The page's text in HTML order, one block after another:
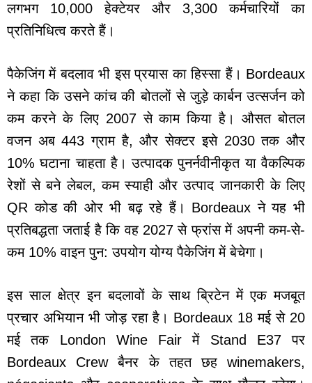
लगभग 10,000 हेक्टेयर और 3,300 कर्मचारियों का
प्रतिनिधित्व करते हैं।
पैकेजिंग में बदलाव भी इस प्रयास का हिस्सा हैं। Bordeaux
ने कहा कि उसने कांच की बोतलों से जुड़े कार्बन उत्सर्जन को
कम करने के लिए 2007 से काम किया है। औसत बोतल
वजन अब 443 ग्राम है, और सेक्टर इसे 2030 तक और
10% घटाना चाहता है। उत्पादक पुनर्नवीनीकृत या वैकल्पिक
रेशों से बने लेबल, कम स्याही और उत्पाद जानकारी के लिए
QR कोड की ओर भी बढ़ रहे हैं। Bordeaux ने यह भी
प्रतिबद्धता जताई है कि वह 2027 से फ्रांस में अपनी कम-से-
कम 10% वाइन पुन: उपयोग योग्य पैकेजिंग में बेचेगा।
इस साल क्षेत्र इन बदलावों के साथ ब्रिटेन में एक मजबूत
प्रचार अभियान भी जोड़ रहा है। Bordeaux 18 मई से 20
मई तक London Wine Fair में Stand E37 पर
Bordeaux Crew बैनर के तहत छह winemakers,